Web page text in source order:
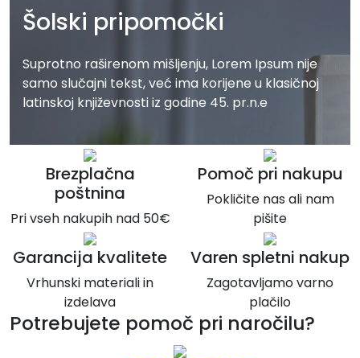
Šolski pripomočki
Suprotno raširenom mišljenju, Lorem Ipsum nije
samo slučajni tekst, već ima korijene u klasičnoj
latinskoj književnosti iz godine 45. pr.n.e
Brezplačna
poštnina
Pri vseh nakupih nad 50€
Pomoč pri nakupu
Pokličite nas ali nam
pišite
Garancija kvalitete
Vrhunski materiali in
izdelava
Varen spletni nakup
Zagotavljamo varno
plačilo
Potrebujete pomoč pri naročilu?